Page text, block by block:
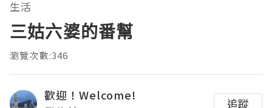
生活
三姑六婆的番幫
瀏覽次數:346
歡迎！Welcome!
追蹤